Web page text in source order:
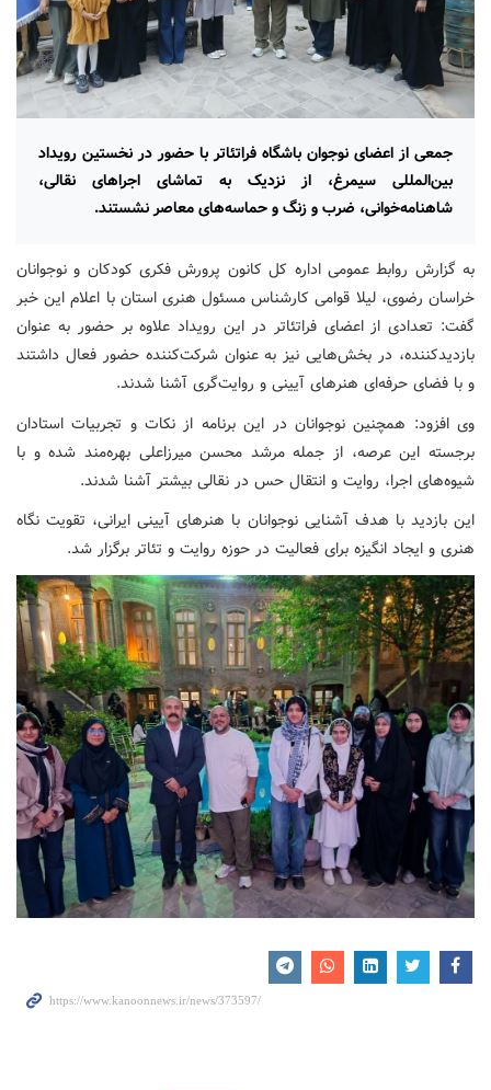
جمعی از اعضای نوجوان باشگاه فراتئاتر با حضور در نخستین رویداد
بین‌المللی سیمرغ، از نزدیک به تماشای اجراهای نقالی،
شاهنامه‌خوانی، ضرب و زنگ و حماسه‌های معاصر نشستند.
به گزارش روابط عمومی اداره کل کانون پرورش فکری کودکان و نوجوانان
خراسان رضوی، لیلا قوامی کارشناس مسئول هنری استان با اعلام این خبر
گفت: تعدادی از اعضای فراتئاتر در این رویداد علاوه بر حضور به عنوان
بازدیدکننده، در بخش‌هایی نیز به عنوان شرکت‌کننده حضور فعال داشتند
و با فضای حرفه‌ای هنرهای آیینی و روایت‌گری آشنا شدند.
وی افزود: همچنین نوجوانان در این برنامه از نکات و تجربیات استادان
برجسته این عرصه، از جمله مرشد محسن میرزاعلی بهره‌مند شده و با
شیوه‌های اجرا، روایت و انتقال حس در نقالی بیشتر آشنا شدند.
این بازدید با هدف آشنایی نوجوانان با هنرهای آیینی ایرانی، تقویت نگاه
هنری و ایجاد انگیزه برای فعالیت در حوزه روایت و تئاتر برگزار شد.